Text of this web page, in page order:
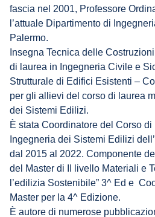
fascia nel 2001, Professore
l’attuale Dipartimento di
Palermo.
Insegna Tecnica delle
di laurea in Ingegneria Civile e
Strutturale di Edifici Esistenti –
per gli allievi del corso di laurea
dei Sistemi Edilizi.
È stata Coordinatore del Corso
Ingegneria dei Sistemi Edilizi
dal 2015 al 2022. Componente
del Master di II livello Materiali e
l’edilizia Sostenibile” 3^ Ed e
Master per la 4^ Edizione.
È autore di numerose